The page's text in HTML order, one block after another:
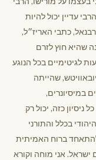
עדיין יכול להיות
כתבי האריז״ל,
שהיא חוץ לזרם
לגיטימיים בכל הנוגע
שהייתה
במיסיונרים,
כזה, יכול רק
בכלל והתורני
ברוח האמיתית
אני מוחה וקורא